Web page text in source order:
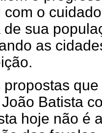
com o
sua
as
propostas
Batista
hoje não é